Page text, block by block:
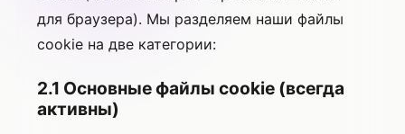
для браузера). Мы разделяем наши файлы
cookie на две категории:
2.1 Основные файлы cookie (всегда
активны)